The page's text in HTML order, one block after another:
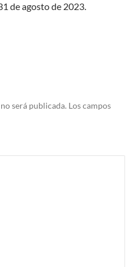
de agosto de 2023.
será publicada. Los campos